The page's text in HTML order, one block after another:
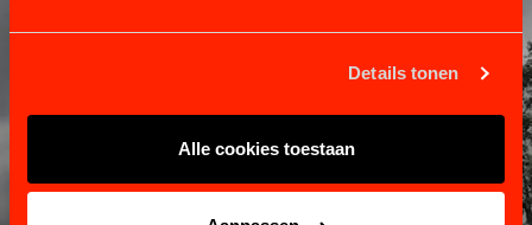
Details tonen
Alle cookies toestaan
KLANTENSERVICE